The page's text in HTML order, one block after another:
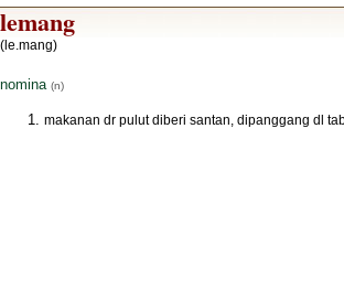
lemang
(le.mang)
nomina (n)
makanan dr pulut diberi santan, dipanggang dl